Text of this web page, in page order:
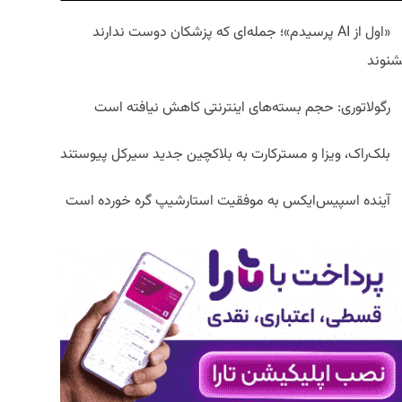
«اول از AI پرسیدم»؛ جمله‌ای که پزشکان دوست ندارند
رگولاتوری: حجم بسته‌های اینترنتی کاهش نیافته است
بلک‌راک، ویزا و مسترکارت به بلاکچین جدید سیرکل پیوستند
آینده اسپیس‌ایکس به موفقیت استارشیپ گره خورده است